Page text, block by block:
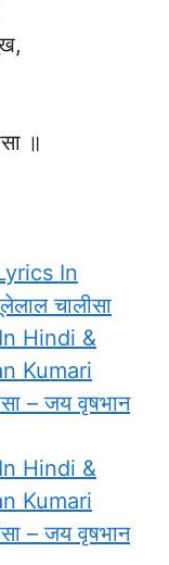
॥
In
चालीसा
Hindi &
Kumari
– जय वृषभान
Hindi &
Kumari
– जय वृषभान